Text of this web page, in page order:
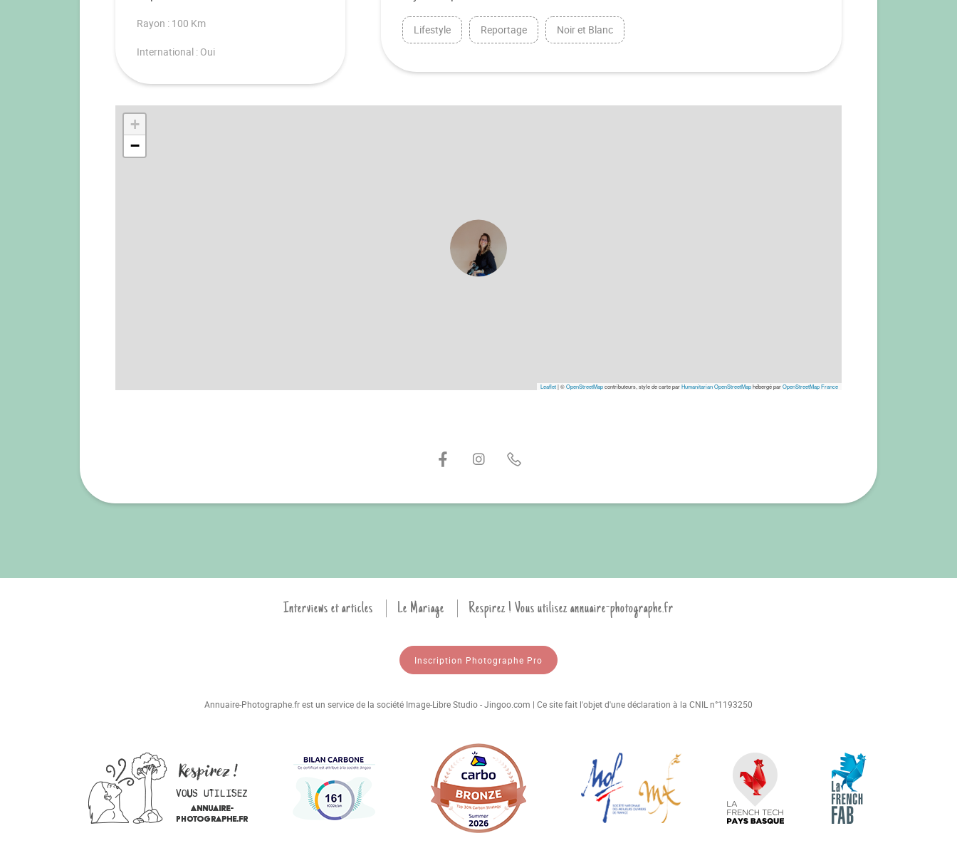
Rayon : 100 Km
International : Oui
Lifestyle Reportage Noir et Blanc
+
−
Leaflet|©OpenStreetMapcontributeurs, style de carte parHumanitarian OpenStreetMaphébergé parOpenStreetMap France
Interviews et articles Le Mariage Respirez ! Vous utilisez annuaire-photographe.fr
Inscription Photographe Pro
Annuaire-Photographe.fr est un service de la société Image-Libre Studio - Jingoo.com | Ce site fait l'objet d'une déclaration à la CNIL n°1193250